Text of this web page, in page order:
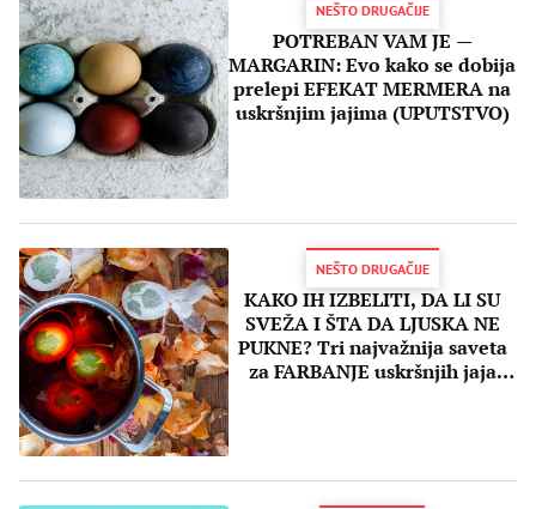
NEŠTO DRUGAČIJE
POTREBAN VAM JE —
MARGARIN: Evo kako se dobija
prelepi EFEKAT MERMERA na
uskršnjim jajima (UPUTSTVO)
NEŠTO DRUGAČIJE
KAKO IH IZBELITI, DA LI SU
SVEŽA I ŠTA DA LJUSKA NE
PUKNE? Tri najvažnija saveta
za FARBANJE uskršnjih jaja